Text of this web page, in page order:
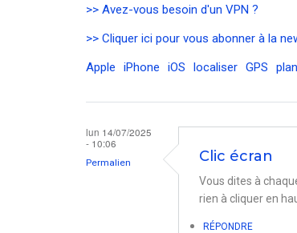
>> Avez-vous besoin d'un VPN ?
>> Cliquer ici pour vous abonner à la
Apple
iPhone iOS localiser GPS
lun 14/07/2025
- 10:06
Permalien Clic écran
Vous dites à
rien à cliquer en
RÉPONDRE